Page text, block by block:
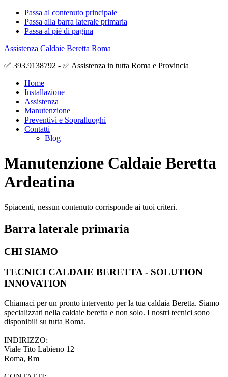
Passa al contenuto principale
Passa alla barra laterale primaria
Passa al piè di pagina
Assistenza Caldaie Beretta Roma
✅ 393.9138792 - ✅ Assistenza in tutta Roma e Provincia
Home
Installazione
Assistenza
Manutenzione
Preventivi e Sopralluoghi
Contatti
Blog
Manutenzione Caldaie Beretta
Ardeatina
Spiacenti, nessun contenuto corrisponde ai tuoi criteri.
Barra laterale primaria
CHI SIAMO
TECNICI CALDAIE BERETTA - SOLUTION
INNOVATION
Chiamaci per un pronto intervento per la tua caldaia Beretta. Siamo
specializzati nella caldaie beretta e non solo. I nostri tecnici sono
disponibili su tutta Roma.
INDIRIZZO:
Viale Tito Labieno 12
Roma, Rm